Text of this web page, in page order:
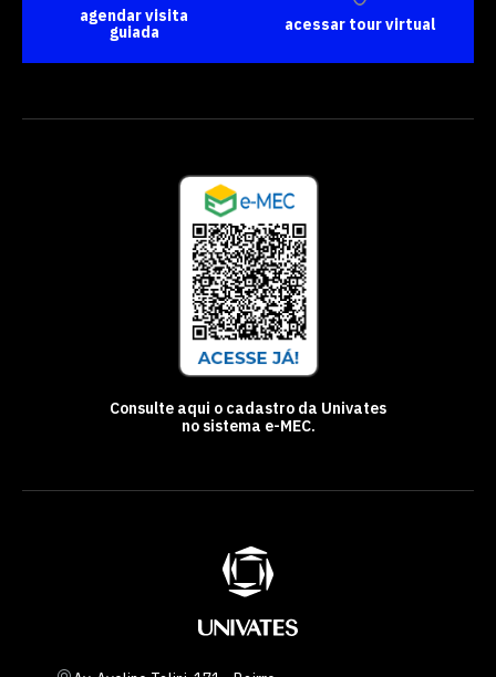
agendar visita
guiada
acessar tour virtual
Consulte aqui o cadastro da Univates
no sistema e-MEC.